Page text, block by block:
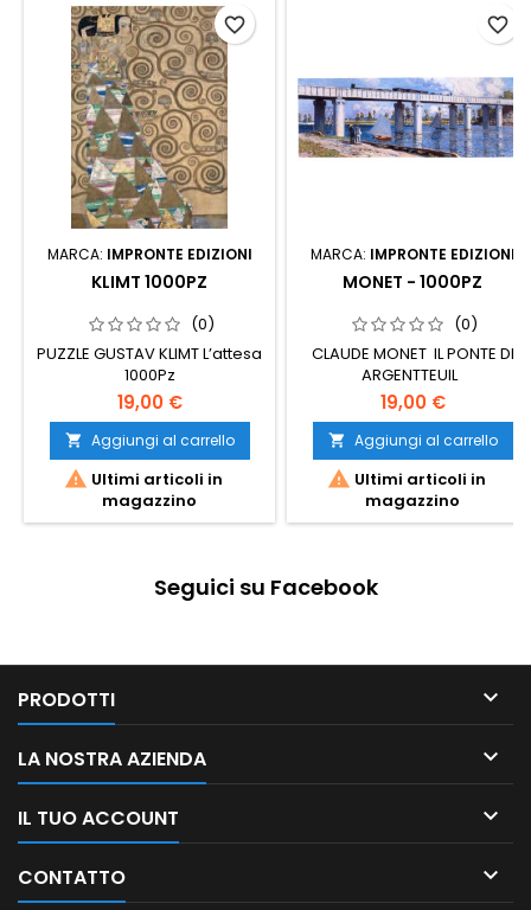
MARCA: IMPRONTE EDIZIONI
KLIMT 1000PZ
(0)
PUZZLE GUSTAV KLIMT L’attesa
1000Pz
19,00 €
 Aggiungi al carrello
 Ultimi articoli in
magazzino
favorite_border
MARCA: IMPRONTE EDIZIONI
MONET - 1000PZ
(0)
CLAUDE MONET IL PONTE DI
ARGENTTEUIL
19,00 €
 Aggiungi al carrello
 Ultimi articoli in
magazzino
favorite_border
Seguici su Facebook
PRODOTTI 
LA NOSTRA AZIENDA 
IL TUO ACCOUNT 
CONTATTO 